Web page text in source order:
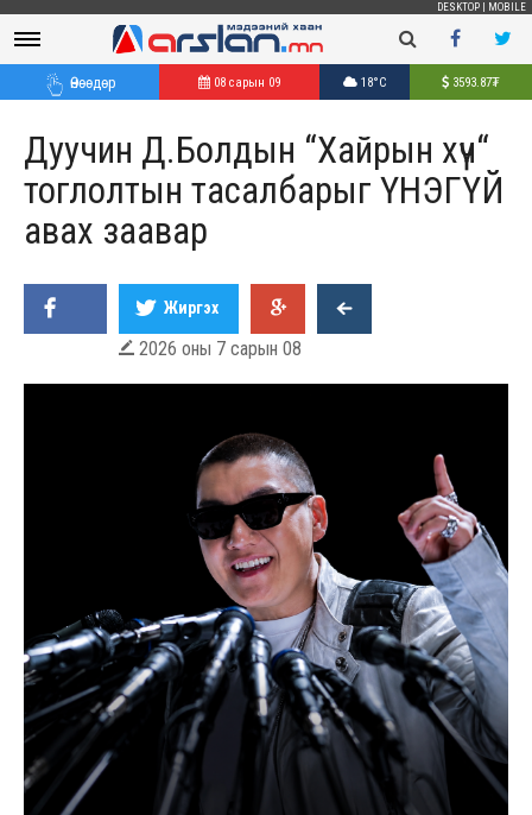
DESKTOP MOBILE
Өнөөдөр 08 сарын 09 18°C 3593.87₮
Дуучин Д.Болдын “Хайрын хүч“
тоглолтын тасалбарыг ҮНЭГҮЙ
авах заавар
Жиргэх
 2026 оны 7 сарын 08